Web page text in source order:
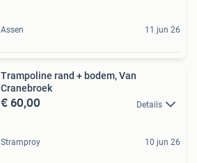
Assen 11 jun 26
Trampoline rand + bodem, Van
Cranebroek
€ 60,00 Details
Stramproy 10 jun 26